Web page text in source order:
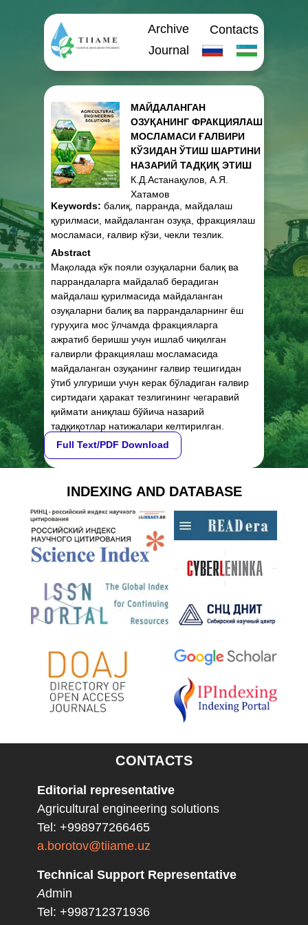
Archive
Journal
Contacts
Keywords: балиқ, парранда, майдалаш
қурилмаси, майдаланган озуқа, фракциялаш
мосламаси, ғалвир кўзи, чекли тезлик.
МАЙДАЛАНГАН
ОЗУҚАНИНГ ФРАКЦИЯЛАШ
МОСЛАМАСИ ҒАЛВИРИ
КЎЗИДАН ЎТИШ ШАРТИНИ
НАЗАРИЙ ТАДҚИҚ ЭТИШ
К.Д.Астанақулов, А.Я.
Хатамов
Abstract
Мақолада кўк пояли озуқаларни балиқ ва
паррандаларга майдалаб берадиган
майдалаш қурилмасида майдаланган
озуқаларни балиқ ва паррандаларнинг ёш
гуруҳига мос ўлчамда фракцияларга
ажратиб беришш учун ишлаб чиқилган
ғалвирли фракциялаш мосламасида
майдаланган озуқанинг ғалвир тешигидан
ўтиб улгуриши учун керак бўладиган ғалвир
сиртидаги ҳаракат тезлигининг чегаравий
қиймати аниқлаш бўйича назарий
тадқиқотлар натижалари келтирилган.
Full Text/PDF Download
INDEXING AND DATABASE
Editorial representative
Agricultural engineering solutions
Tel: +998977266465
a.borotov@tiiame.uz
CONTACTS
Technical Support Representative
Admin
Tel: +998712371936